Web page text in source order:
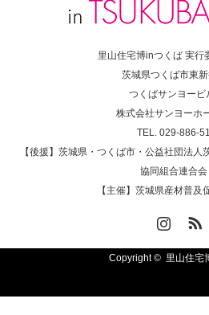
里山住宅博inつくば 実行
茨城県つくば市東
つくばサンヨービ
株式会社サンヨーホ
TEL. 029-886-
【後援】茨城県・つくば市・ 公益社団法人
協同組合連合会
【主催】 茨城県産材普及
Copyright © 里山住宅